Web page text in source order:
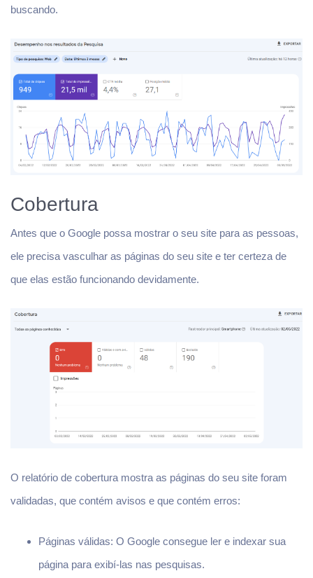
buscando.
Cobertura
Antes que o Google possa mostrar o seu site para as pessoas,
ele precisa vasculhar as páginas do seu site e ter certeza de
que elas estão funcionando devidamente.
O relatório de cobertura mostra as páginas do seu site foram
validadas, que contém avisos e que contém erros:
Páginas válidas: O Google consegue ler e indexar sua
página para exibí-las nas pesquisas.